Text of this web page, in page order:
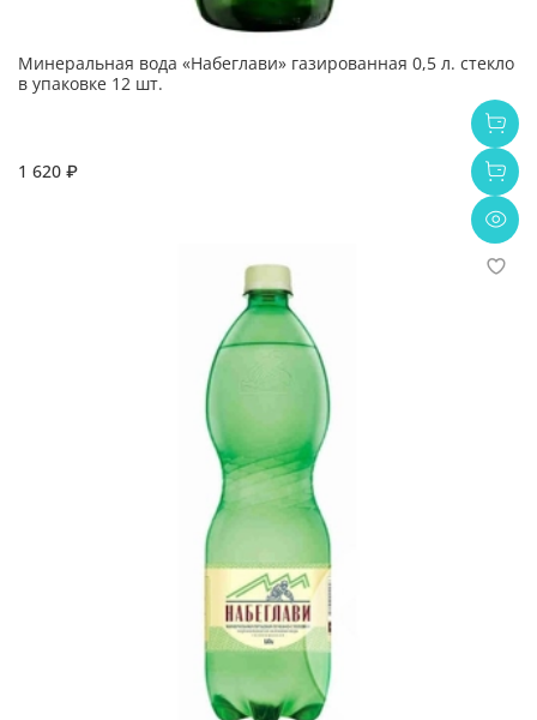
Минеральная вода «Набеглави» газированная 0,5 л. стекло
в упаковке 12 шт.
1 620 ₽